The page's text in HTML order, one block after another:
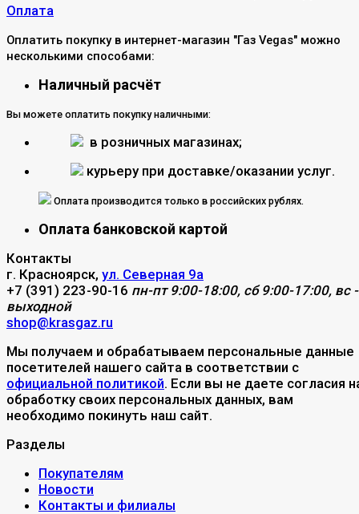
Оплата
Оплатить покупку в интернет-магазин "Газ Vegas" можно
несколькими способами:
Наличный расчёт
Вы можете оплатить покупку наличными:
в розничных магазинах;
курьеру при доставке/оказании услуг.
Оплата производится только в российских рублях.
Оплата банковской картой
Контакты
г. Красноярск, ул. Северная 9а
+7 (391) 223-90-16 пн-пт 9:00-18:00, сб 9:00-17:00, вс -
выходной
shop@krasgaz.ru
Мы получаем и обрабатываем персональные данные
посетителей нашего сайта в соответствии с
официальной политикой. Если вы не даете согласия
обработку своих персональных данных, вам
необходимо покинуть наш сайт.
Разделы
Покупателям
Новости
Контакты и филиалы